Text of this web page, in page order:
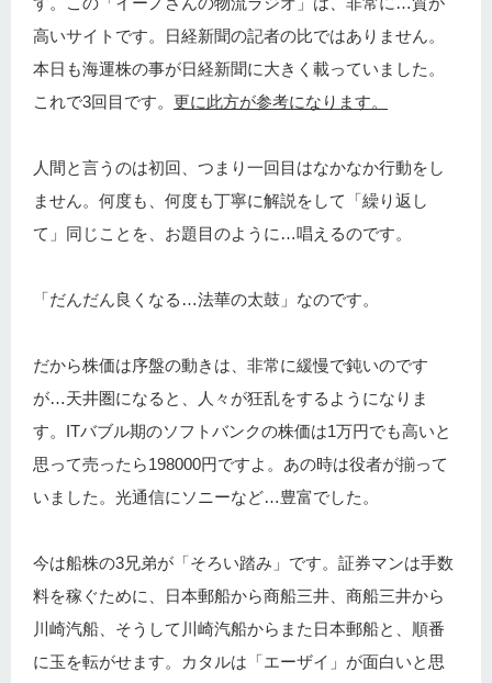
高いサイトです。日経新聞の記者の比ではありません。
本日も海運株の事が日経新聞に大きく載っていました。
これで3回目です。 更に此方が参考になります。
人間と言うのは初回、つまり一回目はなかなか行動をし
ません。何度も、何度も丁寧に解説をして「繰り返し
て」同じことを、お題目のように…唱えるのです。
「だんだん良くなる…法華の太鼓」なのです。
だから株価は序盤の動きは、非常に緩慢で鈍いのです
が…天井圏になると、人々が狂乱をするようになりま
す。ITバブル期のソフトバンクの株価は1万円でも高いと
思って売ったら198000円ですよ。あの時は役者が揃って
いました。光通信にソニーなど…豊富でした。
今は船株の3兄弟が「そろい踏み」です。証券マンは手数
料を稼ぐために、日本郵船から商船三井、商船三井から
川崎汽船、そうして川崎汽船からまた日本郵船と、順番
に玉を転がせます。カタルは「エーザイ」が面白いと思